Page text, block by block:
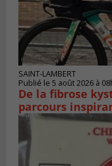
SAINT-LAMBERT
Publié le 5 août 2026 à
De la fibrose
parcours